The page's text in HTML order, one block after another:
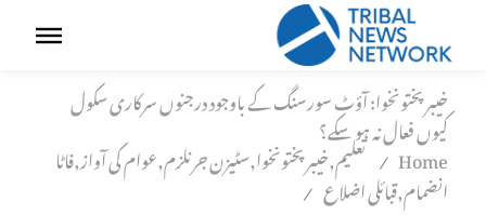
خیبرپختونخوا: آؤٹ سورسنگ کے باوجود درجنوں سرکاری سکول
کیوں فعال نہ ہو سکے؟
Home
/ تعلیم,خیبر پختونخوا,سٹیزن جرنلزم,عوام کی آواز,فاٹا
انضمام,قبائلی اضلاع /